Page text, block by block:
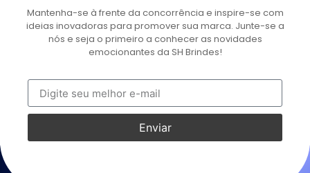
Mantenha-se à frente da concorrência e inspire-se com
ideias inovadoras para promover sua marca. Junte-se a
nós e seja o primeiro a conhecer as novidades
emocionantes da SH Brindes!
Enviar